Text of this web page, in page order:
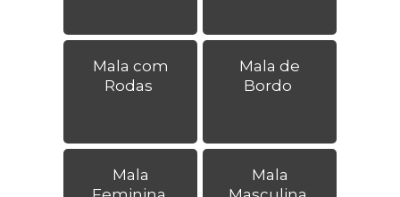
Mala com
Rodas
Mala de
Bordo
Mala
Mala